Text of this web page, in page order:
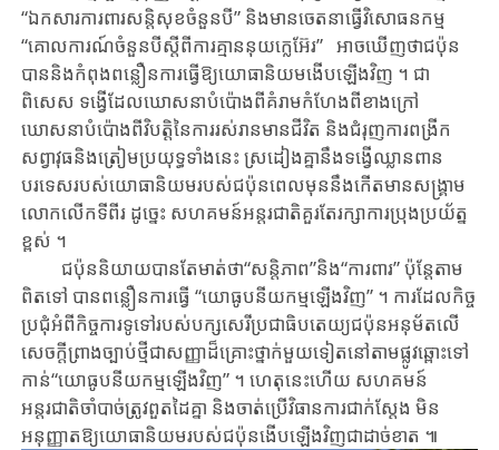
“ឯកសារការពារសន្តិសុខ​ចំនួនបី” និងមាន​ចេតនា​ធ្វើ​វិសោធនកម្ម
“គោលការណ៍ចំនួនបីស្តីពីការគ្មាននុយក្លេអ៊ែរ” អាច​ឃើញថាជប៉ុន​
បាន​និង​កំពុង​ពន្លឿ​​នការ​ធ្វើ​ឱ្យ​យោធានិយម​ងើបឡើងវិញ ។ ជា​
ពិសេស ទង្វើ​ដែល​ឃោសនា​បំប៉ោងពី​គំ​រា​ម​​កំហែង​ពីខាងក្រៅ​
ឃោសនាបំប៉ោងពី​វិបតិ្ត​នៃ​ការ​រស់រានមានជីវិត និង​ជំរុញ​ការ​​ពង្រីក​
សព្វាវុធនិង​ត្រៀមប្រយុទ្ធទាំងនេះ ស្រដៀង​គ្នានឹង​ទង្វើឈ្លានពាន​
បរទេស​​របស់​យោធានិយម​របស់​ជប៉ុន​ពេលមុននឹង​កើត​មានសង្គ្រាម​
លោក​លើក​ទីពីរ ដូច្នេះ សហគមន៍អន្តរជាតិ​គួរតែ​រក្សា​ការ​ប្រុង​ប្រយ័ត្ន​
ខ្ពស់ ។
ជប៉ុន​និយាយ​បាន​តែមាត់ថា“សន្តិភាព”និង​“ការពារ​” ប៉ុន្តែតាម
ពិត​ទៅ បាន​ពន្លឿនកា​រ​ធ្វើ “យោធូបនីយកម្មឡើងវិញ” ។ ការ​ដែល​កិច្ច​
ប្រជុំ​អំពីកិច្ច​ការទូទៅ​របស់​បក្ស​សេរី​ប្រជាធិបតេយ្យជប៉ុន​អនុម័តលើ​
សេចកី្ត​ព្រាង​ច្បាប់ថ្មីជា​សញ្ញា​ដ៏​គ្រោះ​ថ្នាក់​មួយ​ទៀត​នៅតាម​ផ្លូវ​ឆ្ពោះ​ទៅ
កាន់​“យោធូបនីយកម្មឡើងវិញ” ។ ហេតុ​នេះហើយ សហគមន៍
អន្តរជាតិចាំបាច់​ត្រូវ​ពួតដៃគ្នា និង​ចាត់ប្រើ​វិធានការជាក់ស្តែង​ មិន
អនុញ្ញាត​ឱ្យយោធានិយមរបស់​ជប៉ុន​​ងើប​ឡើ​ង​វិញ​ជា​ដាច់ខាត ៕